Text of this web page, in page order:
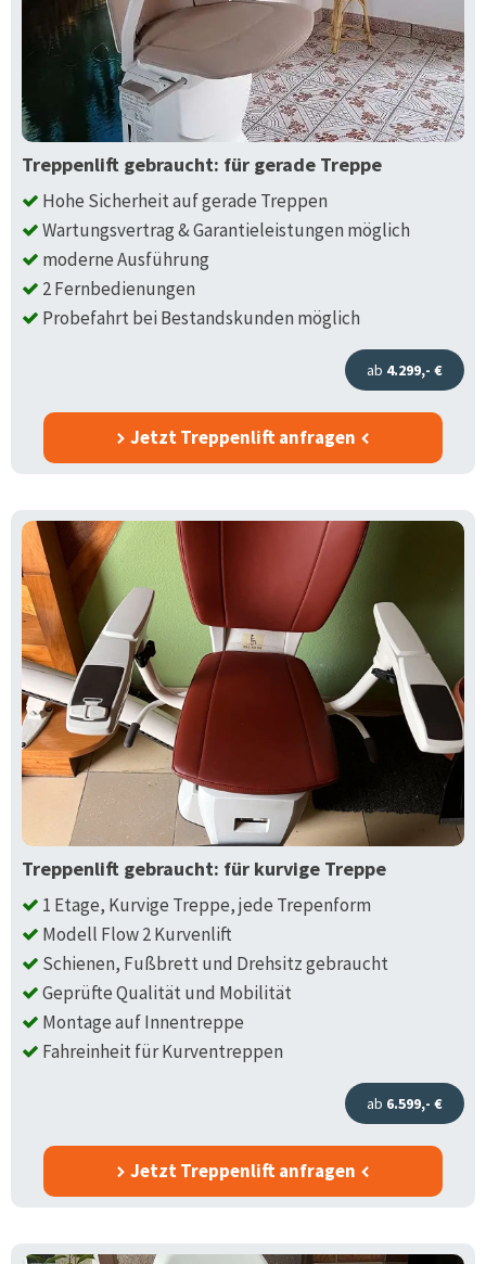
Treppenlift gebraucht: für gerade Treppe
Hohe Sicherheit auf gerade Treppen
Wartungsvertrag & Garantieleistungen möglich
moderne Ausführung
2 Fernbedienungen
Probefahrt bei Bestandskunden möglich
ab 4.299,- €
Jetzt Treppenlift anfragen
Treppenlift gebraucht: für kurvige Treppe
1 Etage, Kurvige Treppe, jede Trepenform
Modell Flow 2 Kurvenlift
Schienen, Fußbrett und Drehsitz gebraucht
Geprüfte Qualität und Mobilität
Montage auf Innentreppe
Fahreinheit für Kurventreppen
ab 6.599,- €
Jetzt Treppenlift anfragen